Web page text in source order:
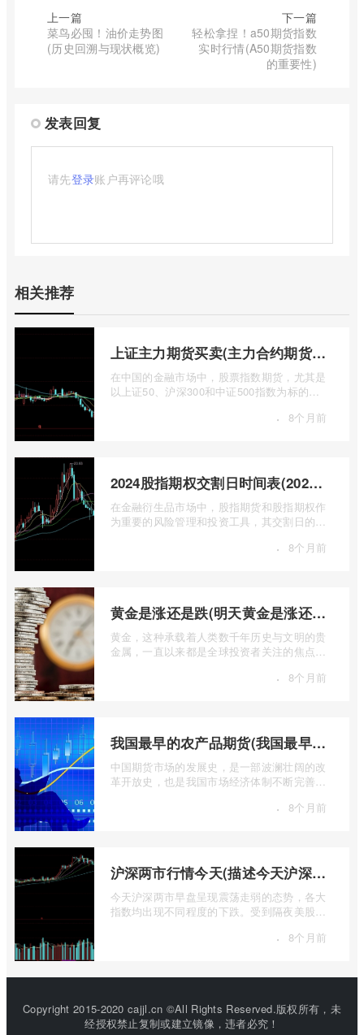
上一篇
菜鸟必囤！油价走势图
(历史回溯与现状概览)
下一篇
轻松拿捏！a50期货指数
实时行情(A50期货指数
的重要性)
发表回复
请先登录账户再评论哦
相关推荐
上证主力期货买卖(主力合约期货市场大盘)
在中国的金融市场中，股票指数期货，尤其是
以上证50、沪深300和中证500指数为标的的
· 8个月前
2024股指期权交割日时间表(2024股指期货交割日)
在金融衍生品市场中，股指期货和股指期权作
为重要的风险管理和投资工具，其交割日的设
· 8个月前
黄金是涨还是跌(明天黄金是涨还是跌)
黄金，这种承载着人类数千年历史与文明的贵
金属，一直以来都是全球投资者关注的焦点。
· 8个月前
我国最早的农产品期货(我国最早的农产品期货交易合约的品种是)
中国期货市场的发展史，是一部波澜壮阔的改
革开放史，也是我国市场经济体制不断完善的
· 8个月前
沪深两市行情今天(描述今天沪深两市早盘交易情况)
今天沪深两市早盘呈现震荡走弱的态势，各大
指数均出现不同程度的下跌。受到隔夜美股下
· 8个月前
Copyright 2015-2020 cajjl.cn ©All Rights Reserved.版权所有，未
经授权禁止复制或建立镜像，违者必究！